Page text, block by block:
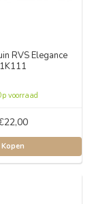
RVS Elegance
1K111
voorraad
Kopen